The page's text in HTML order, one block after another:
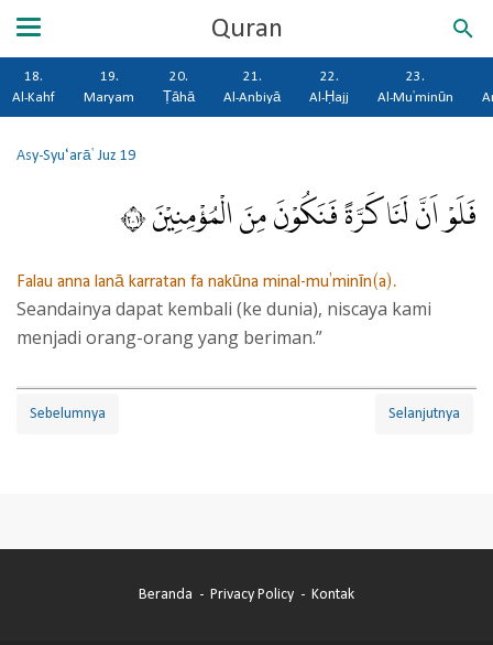
Quran
18.
Al-Kahf
19.
Maryam
20.
Ṭāhā
21.
Al-Anbiyā
22.
Al-Ḥajj
23.
Al-Mu'minūn
Asy-Syu‘arā'Juz 19
فَلَوْ اَنَّ لَنَا كَرَّةً فَنَكُوْنَ مِنَ الْمُؤْمِنِيْنَ ١٠٢
Falau anna lanā karratan fa nakūna minal-mu'minīn(a).
Seandainya dapat kembali (ke dunia), niscaya kami
menjadi orang-orang yang beriman.”
Sebelumnya Selanjutnya
Beranda Privacy Policy Kontak